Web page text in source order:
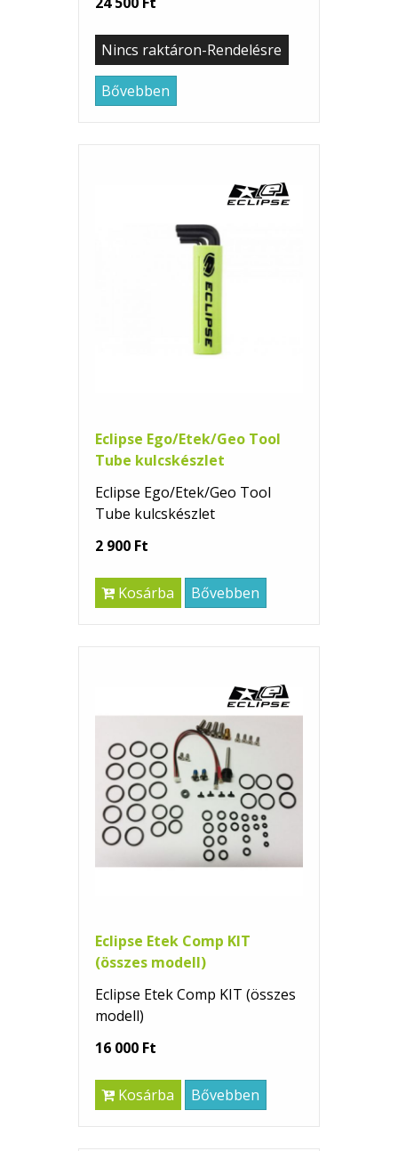
Nincs raktáron-Rendelésre
Bővebben
Eclipse Ego/Etek/Geo Tool
Tube kulcskészlet
Eclipse Ego/Etek/Geo Tool
Tube kulcskészlet
2 900 Ft
Kosárba Bővebben
Eclipse Etek Comp KIT
(összes modell)
Eclipse Etek Comp KIT (összes
modell)
16 000 Ft
Kosárba Bővebben